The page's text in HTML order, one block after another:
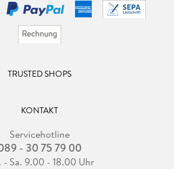
TRUSTED SHOPS
KONTAKT
Servicehotline
- 30 75 79 00
- Sa. 9.00 - 18.00 Uhr